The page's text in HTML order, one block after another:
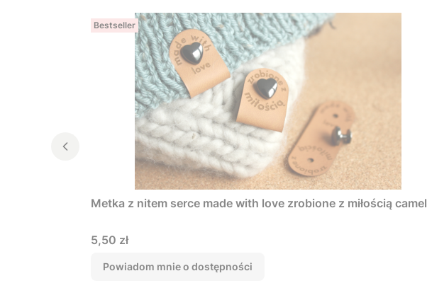
Bestseller
Metka z nitem serce made with love zrobione z miłością camel
Cena
5,50 zł
Powiadom mnie o dostępności